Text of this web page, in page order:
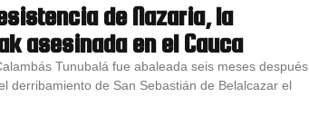
de Nazaria, la
asesinada en el Cauca
Tunubalá fue abaleada seis meses después
derribamiento de San Sebastián de Belalcazar el